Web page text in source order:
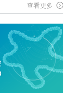
查看更多